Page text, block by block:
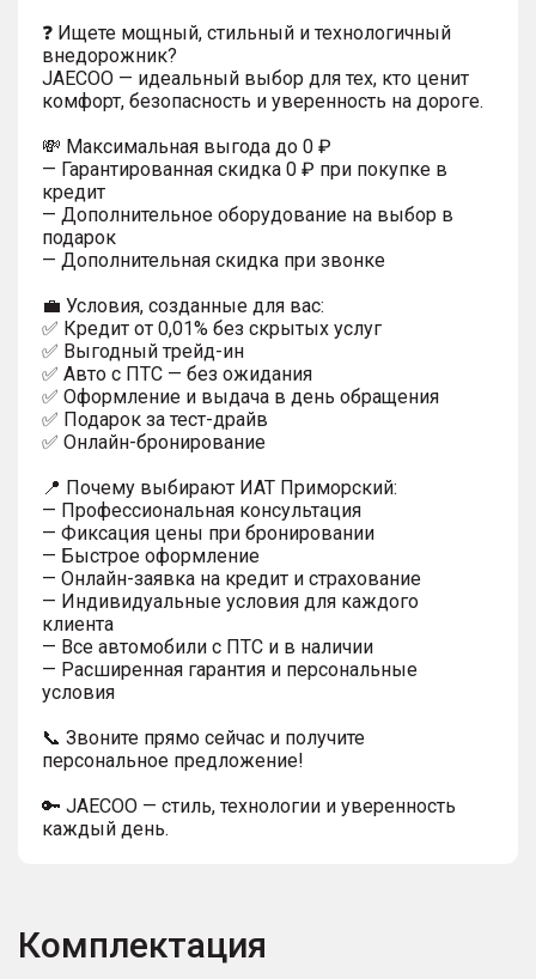
❓ Ищете мощный, стильный и технологичный
внедорожник?
JAECOO — идеальный выбор для тех, кто ценит
комфорт, безопасность и уверенность на дороге.
💸 Максимальная выгода до 0 ₽
— Гарантированная скидка 0 ₽ при покупке в
кредит
— Дополнительное оборудование на выбор в
подарок
— Дополнительная скидка при звонке
💼 Условия, созданные для вас:
✅ Кредит от 0,01% без скрытых услуг
✅ Выгодный трейд-ин
✅ Авто с ПТС — без ожидания
✅ Оформление и выдача в день обращения
✅ Подарок за тест-драйв
✅ Онлайн-бронирование
📍 Почему выбирают ИАТ Приморский:
— Профессиональная консультация
— Фиксация цены при бронировании
— Быстрое оформление
— Онлайн-заявка на кредит и страхование
— Индивидуальные условия для каждого
клиента
— Все автомобили с ПТС и в наличии
— Расширенная гарантия и персональные
условия
📞 Звоните прямо сейчас и получите
персональное предложение!
🔑 JAECOO — стиль, технологии и уверенность
каждый день.
Комплектация